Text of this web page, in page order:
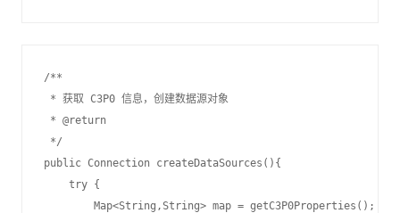
/**
* 获取 C3P0 信息，创建数据源对象
* @return
*/
public Connection createDataSources(){
    try {
        Map<String,String> map = getC3P0Properties();